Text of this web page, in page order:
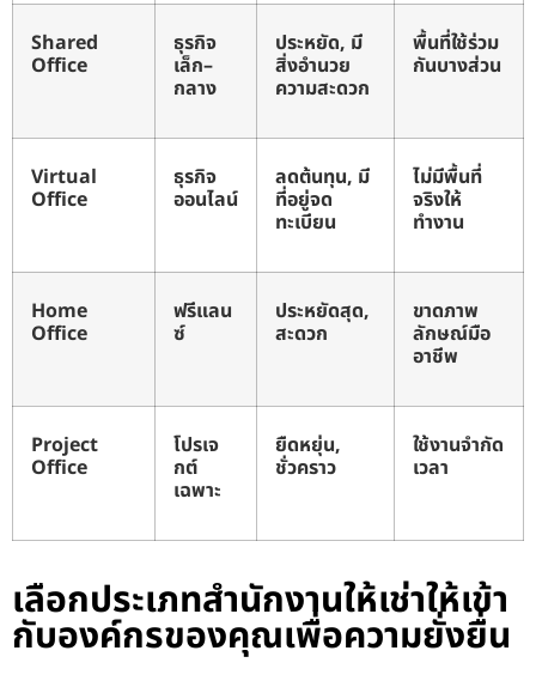
Shared
Office
ธุรกิจ
เล็ก–
กลาง
ประหยัด, มี
สิ่งอำนวย
ความสะดวก
พื้นที่ใช้ร่วม
กันบางส่วน
Virtual
Office
ธุรกิจ
ออนไลน์
ลดต้นทุน, มี
ที่อยู่จด
ทะเบียน
ไม่มีพื้นที่
จริงให้
ทำงาน
Home
Office
ฟรีแลน
ซ์
ประหยัดสุด,
สะดวก
ขาดภาพ
ลักษณ์มือ
อาชีพ
Project
Office
โปรเจ
กต์
เฉพาะ
ยืดหยุ่น,
ชั่วคราว
ใช้งานจำกัด
เวลา
เลือกประเภทสำนักงานให้เช่าให้เข้า
กับองค์กรของคุณเพื่อความยั่งยื่น